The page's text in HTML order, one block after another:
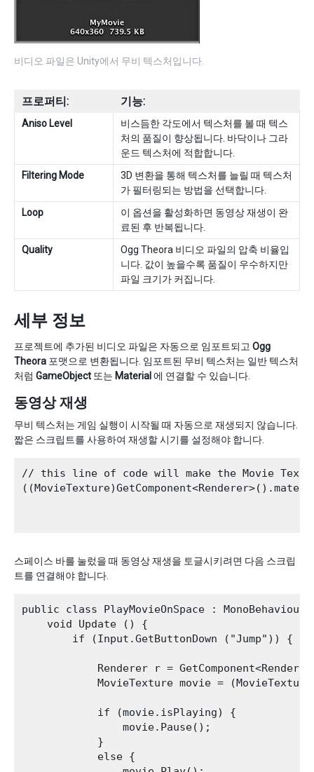
비디오 파일은 Unity에서 무비 텍스처입니다.
프로퍼티: 기능:
Aniso Level
비스듬한 각도에서 텍스처를 볼 때 텍스
처의 품질이 향상됩니다. 바닥이나 그라
운드 텍스처에 적합합니다.
Filtering Mode
3D 변환을 통해 텍스처를 늘릴 때 텍스처
가 필터링되는 방법을 선택합니다.
Loop
이 옵션을 활성화하면 동영상 재생이 완
료된 후 반복됩니다.
Quality
Ogg Theora 비디오 파일의 압축 비율입
니다. 값이 높을수록 품질이 우수하지만
파일 크기가 커집니다.
세부 정보
프로젝트에 추가된 비디오 파일은 자동으로 임포트되고 Ogg
Theora 포맷으로 변환됩니다. 임포트된 무비 텍스처는 일반 텍스처
처럼 GameObject 또는 Material 에 연결할 수 있습니다.
동영상 재생
무비 텍스처는 게임 실행이 시작될 때 자동으로 재생되지 않습니다.
짧은 스크립트를 사용하여 재생할 시기를 설정해야 합니다.
// this line of code will make the Movie
스페이스 바를 눌렀을 때 동영상 재생을 토글시키려면 다음 스크립
트를 연결해야 합니다.
public class PlayMovieOnSpace : MonoBehaviour
    void Update () {
        if (Input.GetButtonDown ("Jump")) {
Renderer r =
MovieTexture movie =
            if (movie.isPlaying) {
                movie.Pause();
            }
            else {